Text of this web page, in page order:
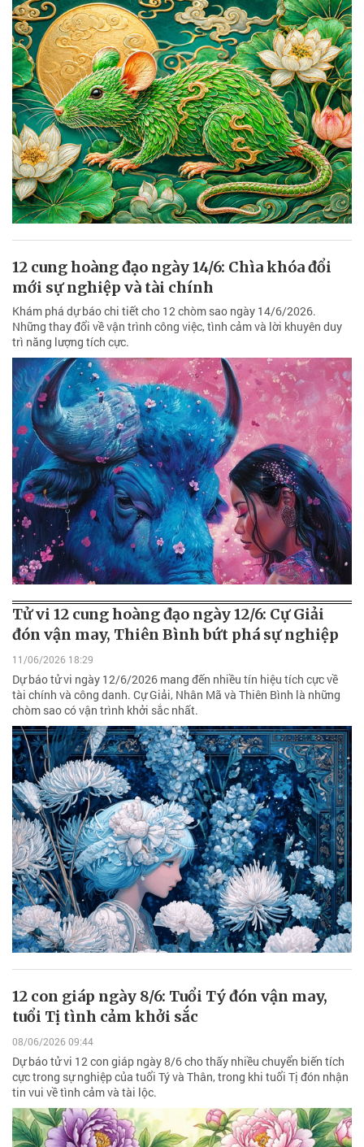
12 cung hoàng đạo ngày 14/6: Chìa khóa đổi
mới sự nghiệp và tài chính
Khám phá dự báo chi tiết cho 12 chòm sao ngày 14/6/2026.
Những thay đổi về vận trình công việc, tình cảm và lời khuyên duy
trì năng lượng tích cực.
Tử vi 12 cung hoàng đạo ngày 12/6: Cự Giải
đón vận may, Thiên Bình bứt phá sự nghiệp
11/06/2026 18:29
Dự báo tử vi ngày 12/6/2026 mang đến nhiều tín hiệu tích cực về
tài chính và công danh. Cự Giải, Nhân Mã và Thiên Bình là những
chòm sao có vận trình khởi sắc nhất.
12 con giáp ngày 8/6: Tuổi Tý đón vận may,
tuổi Tị tình cảm khởi sắc
08/06/2026 09:44
Dự báo tử vi 12 con giáp ngày 8/6 cho thấy nhiều chuyển biến tích
cực trong sự nghiệp của tuổi Tý và Thân, trong khi tuổi Tị đón nhận
tin vui về tình cảm và tài lộc.